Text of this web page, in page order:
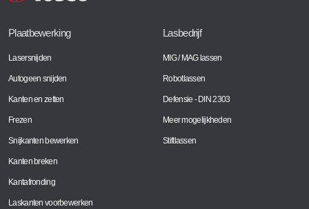
Plaatbewerking
Lasersnijden
Autogeen snijden
Kanten en zetten
Frezen
Snijkanten bewerken
Kanten breken
Kantafronding
Laskanten voorbewerken
Lasbedrijf
MIG / MAG lassen
Robotlassen
Defensie - DIN 2303
Meer mogelijkheden
Stiftlassen